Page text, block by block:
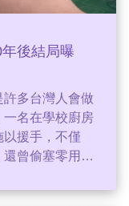
後結局曝
多台灣人會做
一名在學校廚房
援手，不僅
還曾偷塞零用
，他一定會回